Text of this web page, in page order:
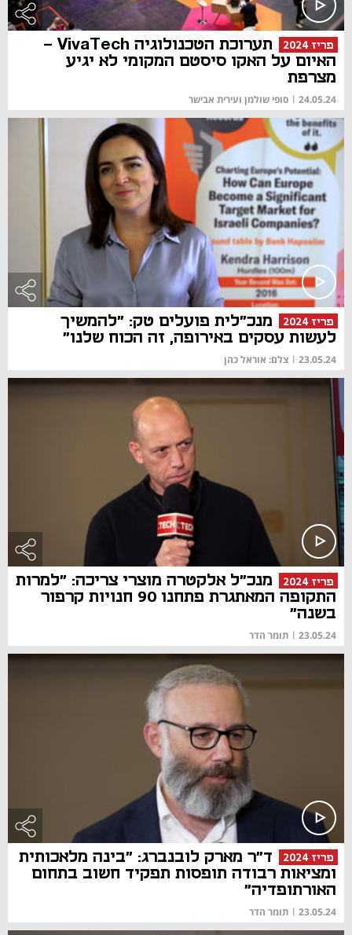
פריז 2024
תערוכת הטכנולוגיה VivaTech -
האיום על האקו סיסטם המקומי לא יגיע
מצרפת
24.05.24
| סופי שולמן ועירית אבישר
פריז 2024
מנכ"לית פועלים טק: "להמשיך
לעשות עסקים באירופה, זה הכוח שלנו"
23.05.24
| צלם: אוראל כהן
פריז 2024
מנכ"ל אלקטרה מוצרי צריכה: "למרות
התקופה המאתגרת פתחנו 90 חנויות קרפור
בשנה"
23.05.24
| תומר הדר
פריז 2024
ד"ר מארק לובנברג: "בינה מלאכותית
ומציאות רבודה תופסות תפקיד חשוב בתחום
האורתופדיה"
23.05.24
| תומר הדר